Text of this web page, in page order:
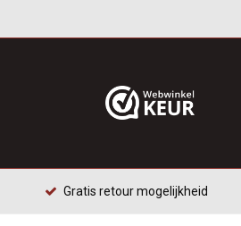
Gratis retour mogelijkheid